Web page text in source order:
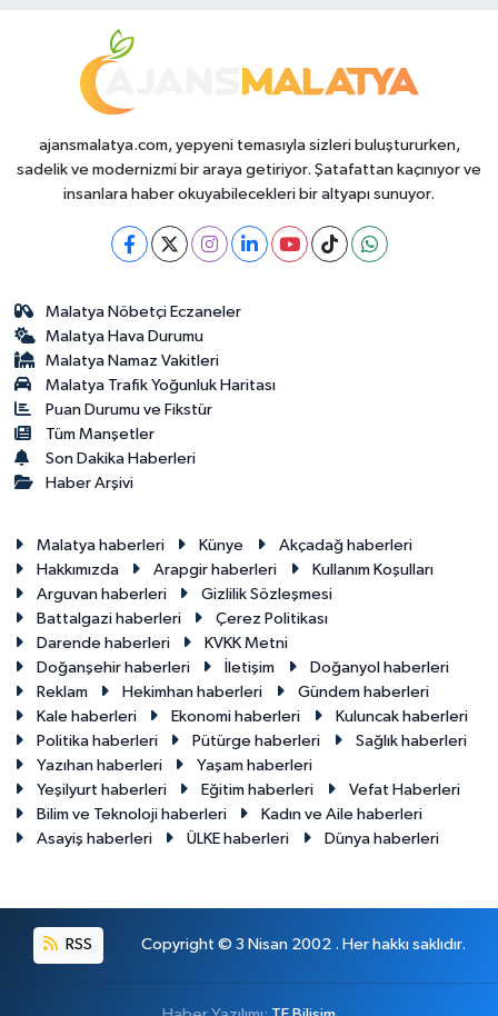
ajansmalatya.com, yepyeni temasıyla sizleri buluştururken,
sadelik ve modernizmi bir araya getiriyor. Şatafattan kaçınıyor ve
insanlara haber okuyabilecekleri bir altyapı sunuyor.
Malatya Nöbetçi Eczaneler
Malatya Hava Durumu
Malatya Namaz Vakitleri
Malatya Trafik Yoğunluk Haritası
Puan Durumu ve Fikstür
Tüm Manşetler
Son Dakika Haberleri
Haber Arşivi
Malatya haberleri Künye
Akçadağ haberleri
Hakkımızda
Arapgir haberleri
Kullanım Koşulları
Arguvan haberleri
Gizlilik Sözleşmesi
Battalgazi haberleri
Çerez Politikası
Darende haberleri
KVKK Metni
Doğanşehir haberleri
İletişim
Doğanyol haberleri
Reklam
Hekimhan haberleri
Gündem haberleri
Kale haberleri
Ekonomi haberleri
Kuluncak haberleri
Politika haberleri
Pütürge haberleri
Sağlık haberleri
Yazıhan haberleri
Yaşam haberleri
Yeşilyurt haberleri
Eğitim haberleri
Vefat Haberleri
Bilim ve Teknoloji haberleri
Kadın ve Aile haberleri
Asayiş haberleri
ÜLKE haberleri Dünya haberleri
RSS Copyright © 3 Nisan 2002 . Her hakkı saklıdır.